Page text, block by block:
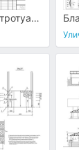
Вариант мощения тротуаров